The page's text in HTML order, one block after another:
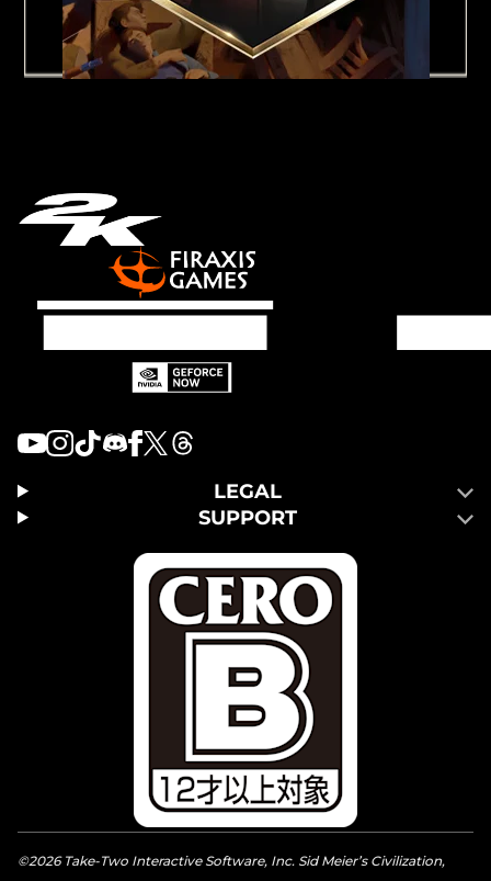
LEGAL
SUPPORT
©2026 Take-Two Interactive Software, Inc. Sid Meier’s Civilization,